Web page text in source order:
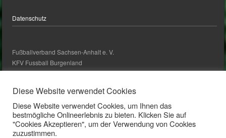
Datenschutz
Fußballverband Sachsen-Anhalt e. V.
KFV Fussball Burgenland
kontakt@kfv-fussball-burgenland.de
Kontakt
Diese Website verwendet Cookies
Diese Website verwendet Cookies, um Ihnen das
bestmögliche Onlineerlebnis zu bieten. Klicken Sie auf
"Cookies Akzeptieren", um der Verwendung von Cookies
zuzustimmen.